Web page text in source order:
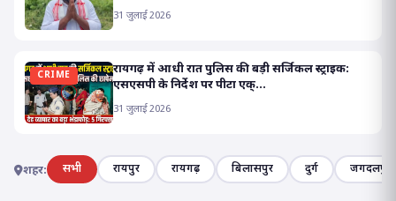
31 जुलाई 2026
CRIME
रायगढ़ में आधी रात पुलिस की बड़ी सर्जिकल स्ट्राइक:
एसएसपी के निर्देश पर पीटा एक्...
31 जुलाई 2026
शहर: सभी रायपुर रायगढ़ बिलासपुर दुर्ग जगदलपुर